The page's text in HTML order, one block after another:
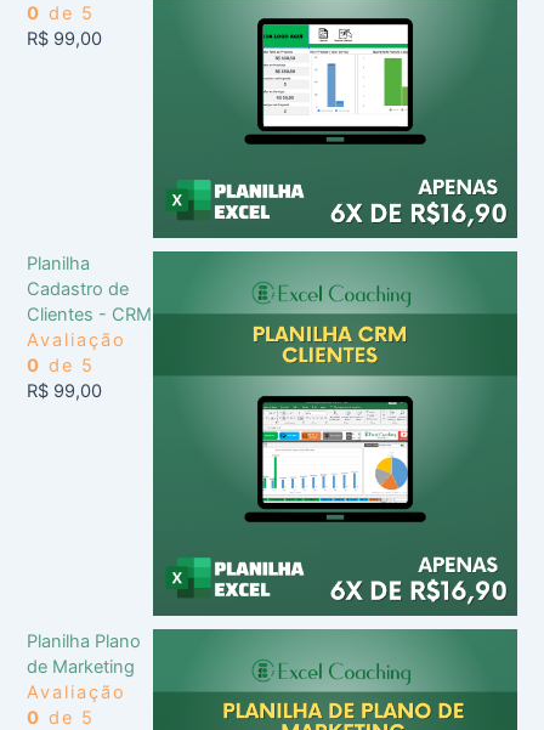
0 de 5
R$ 99,00
Planilha
Cadastro de
Clientes - CRM
Avaliação
0 de 5
R$ 99,00
Planilha Plano
de Marketing
Avaliação
0 de 5